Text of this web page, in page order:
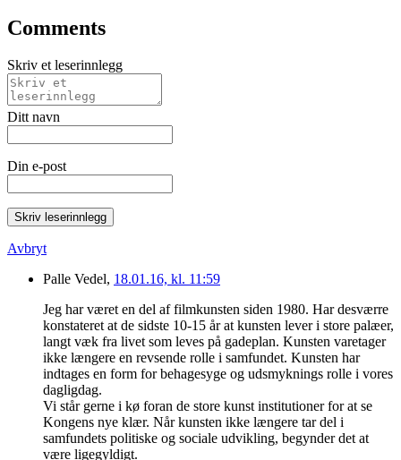
Comments
Skriv et leserinnlegg
Ditt navn
Din e-post
Skriv leserinnlegg
Avbryt
Palle Vedel, 18.01.16, kl. 11:59
Jeg har været en del af filmkunsten siden 1980. Har desværre
konstateret at de sidste 10-15 år at kunsten lever i store palæer,
langt væk fra livet som leves på gadeplan. Kunsten varetager
ikke længere en revsende rolle i samfundet. Kunsten har
indtages en form for behagesyge og udsmyknings rolle i vores
dagligdag.
Vi står gerne i kø foran de store kunst institutioner for at se
Kongens nye klær. Når kunsten ikke længere tar del i
samfundets politiske og sociale udvikling, begynder det at
være ligegyldigt.